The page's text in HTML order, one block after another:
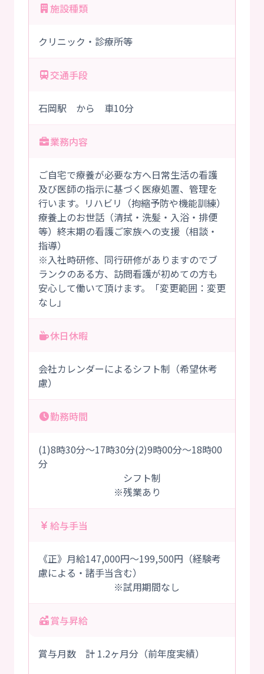
施設種類
クリニック・診療所等
交通手段
石岡駅 から 車10分
業務内容
ご自宅で療養が必要な方へ日常生活の看護
及び医師の指示に基づく医療処置、管理を
行います。リハビリ（拘縮予防や機能訓練）
療養上のお世話（清拭・洗髪・入浴・排便
等）終末期の看護ご家族への支援（相談・
指導）
※入社時研修、同行研修がありますのでブ
ランクのある方、訪問看護が初めての方も
安心して働いて頂けます。「変更範囲：変更
なし」
休日休暇
会社カレンダーによるシフト制（希望休考
慮）
勤務時間
(1)8時30分～17時30分(2)9時00分～18時00
分
シフト制
※残業あり
給与手当
《正》月給147,000円～199,500円（経験考
慮による・諸手当含む）
※試用期間なし
賞与昇給
賞与月数 計 1.2ヶ月分（前年度実績）